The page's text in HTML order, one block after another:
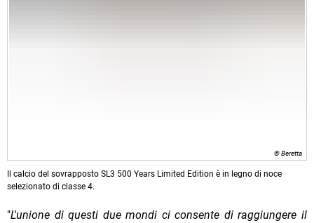
© Beretta
Il calcio del sovrapposto SL3 500 Years Limited Edition è in legno di noce
selezionato di classe 4.
"L'unione di questi due mondi ci consente di raggiungere il